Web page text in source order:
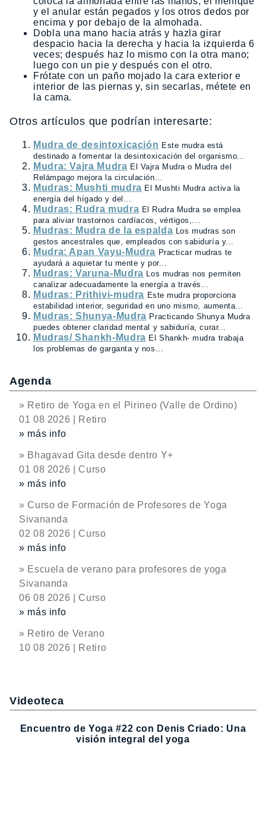
y el anular están pegados y los otros dedos por
encima y por debajo de la almohada.
Dobla una mano hacia atrás y hazla girar
despacio hacia la derecha y hacia la izquierda 6
veces; después haz lo mismo con la otra mano;
luego con un pie y después con el otro.
Frótate con un paño mojado la cara exterior e
interior de las piernas y, sin secarlas, métete en
la cama.
Otros artículos que podrían interesarte:
Mudra de desintoxicación Este mudra está
destinado a fomentar la desintoxicación del organismo...
Mudra: Vajra Mudra El Vajra Mudra o Mudra del
Relámpago mejora la circulación...
Mudras: Mushti mudra El Mushti Mudra activa la
energía del hígado y del...
Mudras: Rudra mudra El Rudra Mudra se emplea
para aliviar trastornos cardíacos, vértigos,...
Mudras: Mudra de la espalda Los mudras son
gestos ancestrales que, empleados con sabiduría y...
Mudra: Apan Vayu-Mudra Practicar mudras te
ayudará a aquietar tu mente y por...
Mudras: Varuna-Mudra Los mudras nos permiten
canalizar adecuadamente la energía a través...
Mudras: Prithivi-mudra Este mudra proporciona
estabilidad interior, seguridad en uno mismo, aumenta...
Mudras: Shunya-Mudra Practicando Shunya Mudra
puedes obtener claridad mental y sabiduría, curar...
Mudras/ Shankh-Mudra El Shankh- mudra trabaja
los problemas de garganta y nos...
Agenda
» Retiro de Yoga en el Pirineo (Valle de Ordino)
01 08 2026 | Retiro
» más info
» Bhagavad Gita desde dentro Y+
01 08 2026 | Curso
» más info
» Curso de Formación de Profesores de Yoga
Sivananda
02 08 2026 | Curso
» más info
» Escuela de verano para profesores de yoga
Sivananda
06 08 2026 | Curso
» más info
» Retiro de Verano
10 08 2026 | Retiro
Videoteca
Encuentro de Yoga #22 con Denis Criado: Una
visión integral del yoga